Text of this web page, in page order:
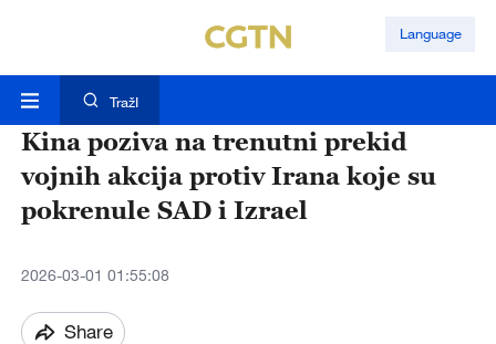
Language
TražI
Kina poziva na trenutni prekid
vojnih akcija protiv Irana koje su
pokrenule SAD i Izrael
2026-03-01 01:55:08
Share